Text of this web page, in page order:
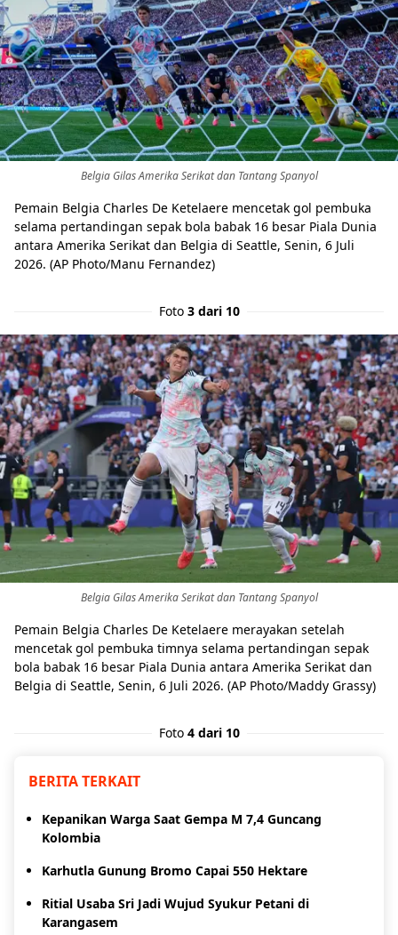
Belgia Gilas Amerika Serikat dan Tantang Spanyol
Pemain Belgia Charles De Ketelaere mencetak gol pembuka
selama pertandingan sepak bola babak 16 besar Piala Dunia
antara Amerika Serikat dan Belgia di Seattle, Senin, 6 Juli
2026. (AP Photo/Manu Fernandez)
Foto 3 dari 10
Belgia Gilas Amerika Serikat dan Tantang Spanyol
Pemain Belgia Charles De Ketelaere merayakan setelah
mencetak gol pembuka timnya selama pertandingan sepak
bola babak 16 besar Piala Dunia antara Amerika Serikat dan
Belgia di Seattle, Senin, 6 Juli 2026. (AP Photo/Maddy Grassy)
Foto 4 dari 10
BERITA TERKAIT
Kepanikan Warga Saat Gempa M 7,4 Guncang
Kolombia
Karhutla Gunung Bromo Capai 550 Hektare
Ritial Usaba Sri Jadi Wujud Syukur Petani di
Karangasem